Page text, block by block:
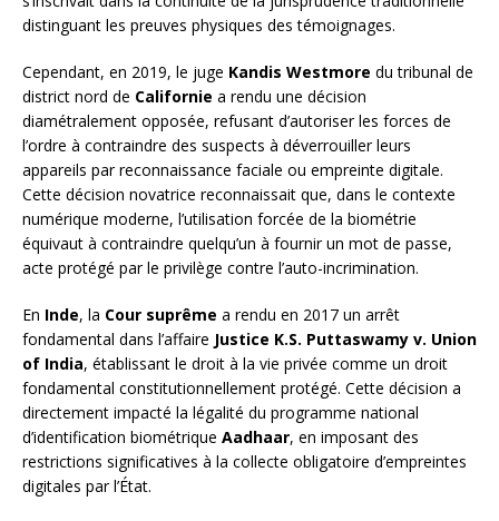
distinguant les preuves physiques des témoignages.
Cependant, en 2019, le juge Kandis Westmore du tribunal de
district nord de Californie a rendu une décision
diamétralement opposée, refusant d’autoriser les forces de
l’ordre à contraindre des suspects à déverrouiller leurs
appareils par reconnaissance faciale ou empreinte digitale.
Cette décision novatrice reconnaissait que, dans le contexte
numérique moderne, l’utilisation forcée de la biométrie
équivaut à contraindre quelqu’un à fournir un mot de passe,
acte protégé par le privilège contre l’auto-incrimination.
En Inde, la Cour suprême a rendu en 2017 un arrêt
fondamental dans l’affaire Justice K.S. Puttaswamy v. Union
of India, établissant le droit à la vie privée comme un droit
fondamental constitutionnellement protégé. Cette décision a
directement impacté la légalité du programme national
d’identification biométrique Aadhaar, en imposant des
restrictions significatives à la collecte obligatoire d’empreintes
digitales par l’État.